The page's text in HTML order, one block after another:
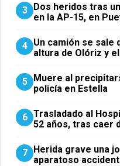
3 Dos heridos tras
en la AP-15, en
4 Un camión se sale
altura de Olóriz y
5 Muere al
policía en Estella
6 Trasladado al
52 años, tras caer
7 Herida grave una
aparatoso